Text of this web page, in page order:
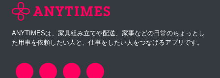
ANYTIMESは、家具組み立てや配送、家事などの日常のちょっとし
た用事を依頼したい人と、仕事をしたい人をつなげるアプリです。